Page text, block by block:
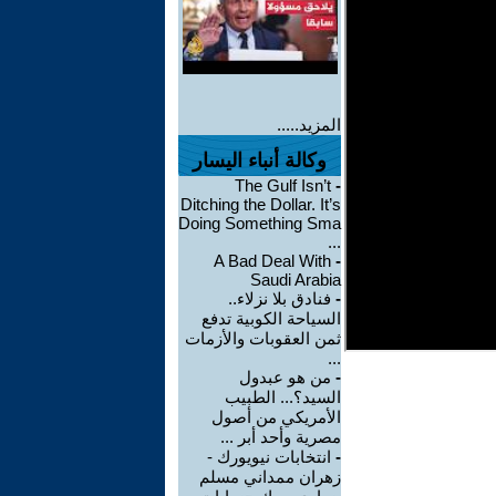
المزيد.....
وكالة أنباء اليسار
-
The Gulf Isn’t
Ditching the Dollar. It’s
Doing Something Sma
...
-
A Bad Deal With
Saudi Arabia
- فنادق بلا نزلاء..
السياحة الكوبية تدفع
ثمن العقوبات والأزمات
...
- من هو عبدول
السيد؟... الطبيب
الأمريكي من أصول
مصرية وأحد أبر ...
- انتخابات نيويورك -
زهران ممداني مسلم